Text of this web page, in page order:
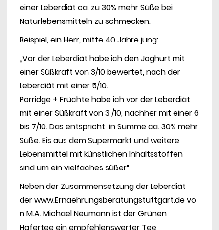
einer Leberdiät ca. zu 30% mehr Süße bei
Naturlebensmitteln zu schmecken.
Beispiel, ein Herr, mitte 40 Jahre jung:
„Vor der Leberdiät habe ich den Joghurt mit
einer Süßkraft von 3/10 bewertet, nach der
Leberdiät mit einer 5/10.
Porridge + Früchte habe ich vor der Leberdiät
mit einer Süßkraft von 3 /10, nachher mit einer 6
bis 7/10. Das entspricht in Summe ca. 30% mehr
Süße. Eis aus dem Supermarkt und weitere
Lebensmittel mit künstlichen Inhaltsstoffen
sind um ein vielfaches süßer“
Neben der Zusammensetzung der Leberdiät
derwww.Ernaehrungsberatungstuttgart.devo
n M.A. Michael Neumann ist der Grünen
Hafertee ein empfehlenswerter Tee